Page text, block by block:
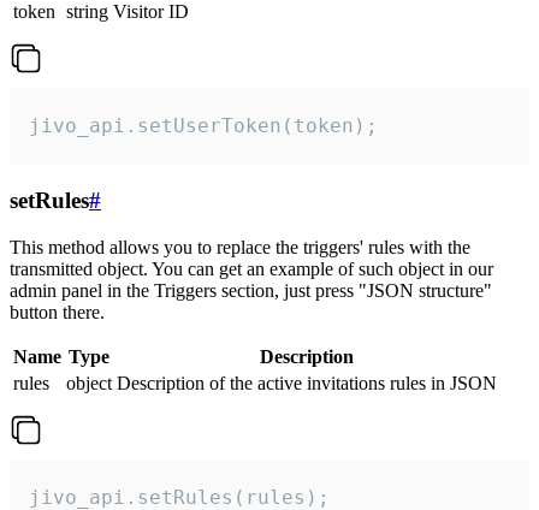
token string Visitor ID
jivo_api.setUserToken(token);
setRules#
This method allows you to replace the triggers' rules with the
transmitted object. You can get an example of such object in our
admin panel in the Triggers section, just press "JSON structure"
button there.
Name Type
Description
rules
object Description of the active invitations rules in JSON
jivo_api.setRules(rules);